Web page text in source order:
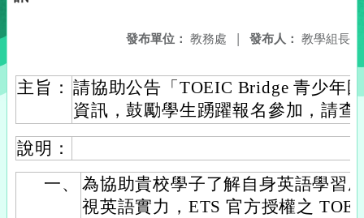
發布人： 教學組長
發布單位： 教務處 |
主旨： 請協助公告「TOEIC Bridge 青少年
資訊，鼓勵學生踴躍報名參加，請查
說明：
一、
為協助貴校學子了解自身英語學習
視英語實力，ETS 官方授權之